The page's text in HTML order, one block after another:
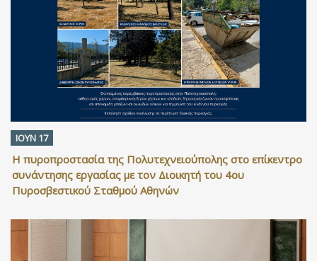
ΙΟΥΝ 17
Η πυροπροστασία της Πολυτεχνειούπολης στο επίκεντρο
συνάντησης εργασίας με τον Διοικητή του 4ου
Πυροσβεστικού Σταθμού Αθηνών